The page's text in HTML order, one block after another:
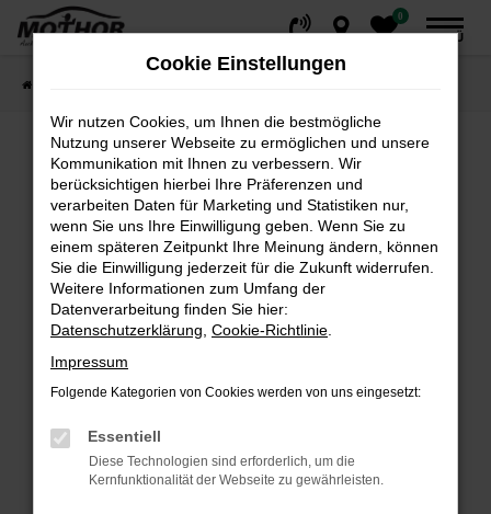
Zum
0
MENÜ
Fehler: Network Error
Beim Laden ist ein Fehler aufgetreten.
Hier sind ein paar Tipps, die dir helfen können:
Überprüfe deine Firewall und deine
Internetverbindung.
Suchmaschine?
Manche Erweiterungen, wie Werbeblocker,
können das Laden bestimmter Seiten
verhindern. Funktioniert die Seite in einem
Cookie Einstellungen
Wir nutzen Cookies, um Ihnen die bestmögliche
Nutzung unserer Webseite zu ermöglichen und unsere
Kommunikation mit Ihnen zu verbessern. Wir
berücksichtigen hierbei Ihre Präferenzen und
verarbeiten Daten für Marketing und Statistiken nur,
wenn Sie uns Ihre Einwilligung geben. Wenn Sie zu
einem späteren Zeitpunkt Ihre Meinung ändern, können
Sie die Einwilligung jederzeit für die Zukunft widerrufen.
Weitere Informationen zum Umfang der
Datenverarbeitung finden Sie hier:
Datenschutzerklärung Cookie-Richtlinie
Impressum
Folgende Kategorien von Cookies werden von uns eingesetzt:
Essentiell
Diese Technologien sind erforderlich, um die
Kernfunktionalität der Webseite zu gewährleisten.